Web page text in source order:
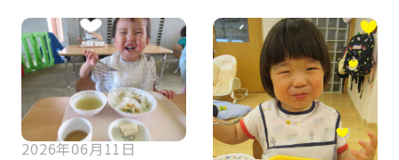
2026年06月11日